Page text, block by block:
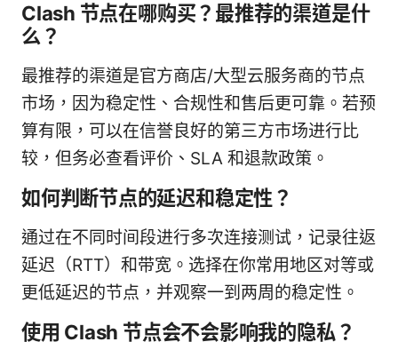
Clash 节点在哪购买？最推荐的渠道是什
么？
最推荐的渠道是官方商店/大型云服务商的节点
市场，因为稳定性、合规性和售后更可靠。若预
算有限，可以在信誉良好的第三方市场进行比
较，但务必查看评价、SLA 和退款政策。
如何判断节点的延迟和稳定性？
通过在不同时间段进行多次连接测试，记录往返
延迟（RTT）和带宽。选择在你常用地区对等或
更低延迟的节点，并观察一到两周的稳定性。
使用 Clash 节点会不会影响我的隐私？